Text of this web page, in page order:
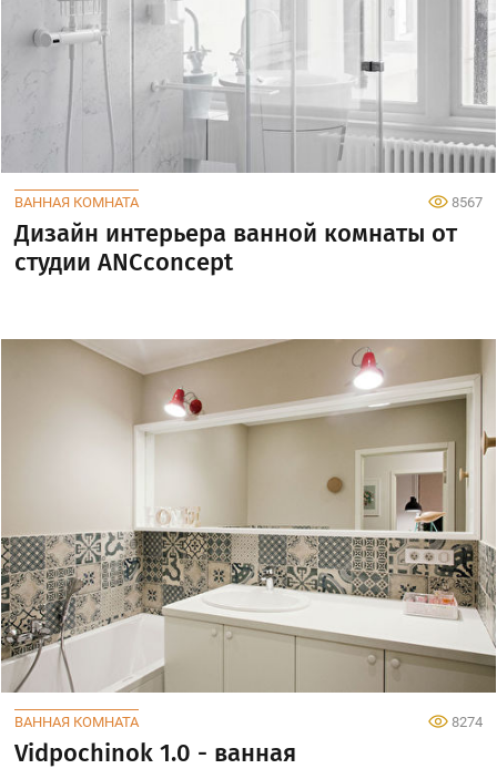
ВАННАЯ КОМНАТА 8567
Дизайн интерьера ванной комнаты от
студии ANCconcept
ВАННАЯ КОМНАТА 8274
Vidpochinok 1.0 - ванная